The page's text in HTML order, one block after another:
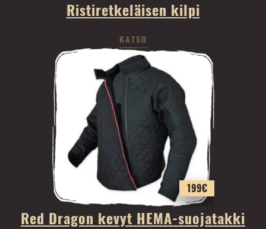
Ristiretkeläisen kilpi
KATSO
199€
Red Dragon kevyt HEMA-suojatakki